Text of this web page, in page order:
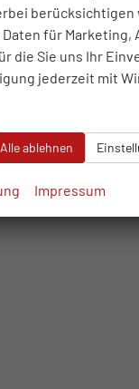
berücksichtigen
für Marketing,
die Sie uns Ihr
jederzeit mit
Alle ablehnen
Impressum